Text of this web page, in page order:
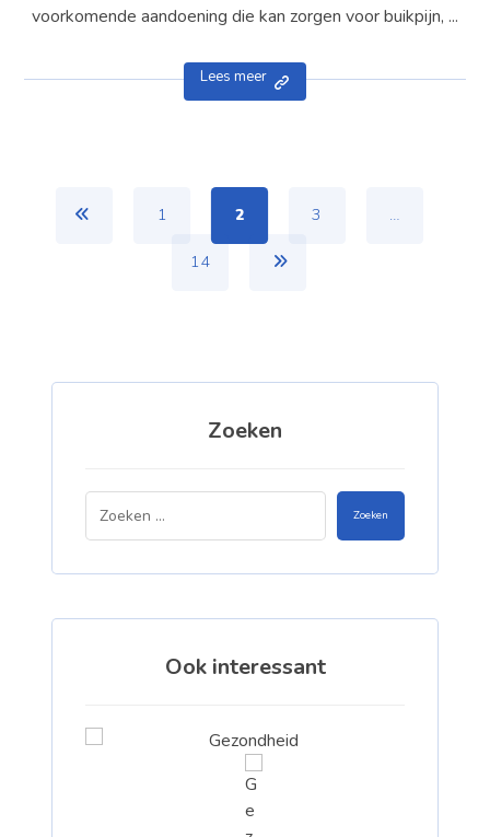
voorkomende aandoening die kan zorgen voor buikpijn, ...
Lees meer
1 2 3 …
14
Zoeken
Zoeken
Ook interessant